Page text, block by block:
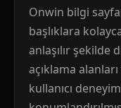
Onwin bilgi
başlıklara
anlaşılır şekilde
açıklama
kullanıcı